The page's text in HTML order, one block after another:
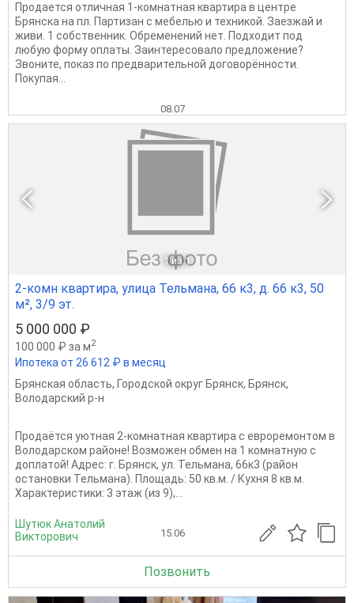
Продается отличная 1-комнатная квартира в центре
Брянска на пл. Партизан с мебелью и техникой. Заезжай и
живи. 1 собственник. Обременений нет. Подходит под
любую форму оплаты. Заинтересовало предложение?
Звоните, показ по предварительной договорённости.
Покупая...
08.07
1 из 1
2-комн квартира, улица Тельмана, 66 к3, д. 66 к3, 50
м², 3/9 эт.
5 000 000 ₽
100 000 ₽ за м2
Ипотека от 26 612 ₽ в месяц
Брянская область, Городской округ Брянск, Брянск,
Володарский р-н
Продаётся уютная 2-комнатная квартира с евроремонтом в
Володарском районе! Возможен обмен на 1 комнатную с
доплатой! Адрес: г. Брянск, ул. Тельмана, 66к3 (район
остановки Тельмана). Площадь: 50 кв.м. / Кухня 8 кв.м.
Характеристики: 3 этаж (из 9),...
Шутюк Анатолий
Викторович
15.06
Позвонить